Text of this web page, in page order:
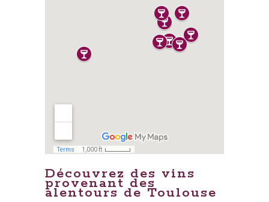
Découvrez des vins
provenant des
alentours de Toulouse